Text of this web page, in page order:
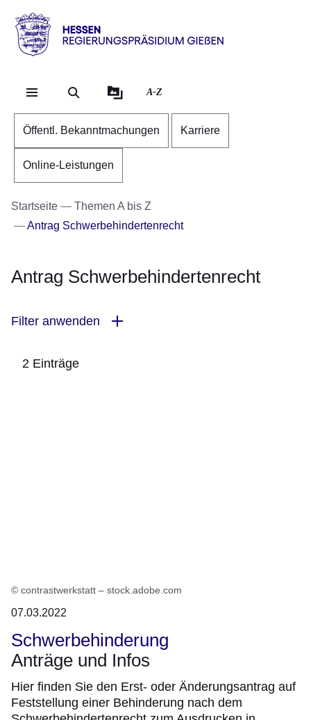
Direkt zum Kopf der
Direkt zum Inhalt
Direkt zum Fuß der
Hessen
RP
A-Z
Öffentl. Bekanntmachungen Karriere
Online-Leistungen
Startseite
Themen A bis Z
Antrag Schwerbehindertenrecht
Antrag Schwerbehindertenrecht
Filter anwenden
2 Einträge
© contrastwerkstatt – stock.adobe.com
07.03.2022
Schwerbehinderung
Anträge und Infos
Hier finden Sie den Erst- oder Änderungsantrag auf
Feststellung einer Behinderung nach dem